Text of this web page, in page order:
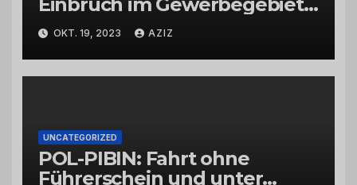
Einbruch im Gewerbegebiet
Wittlich
OKT. 19, 2023 AZIZ
UNCATEGORIZED
POL-PIBIN: Fahrt ohne
Führerschein und unter